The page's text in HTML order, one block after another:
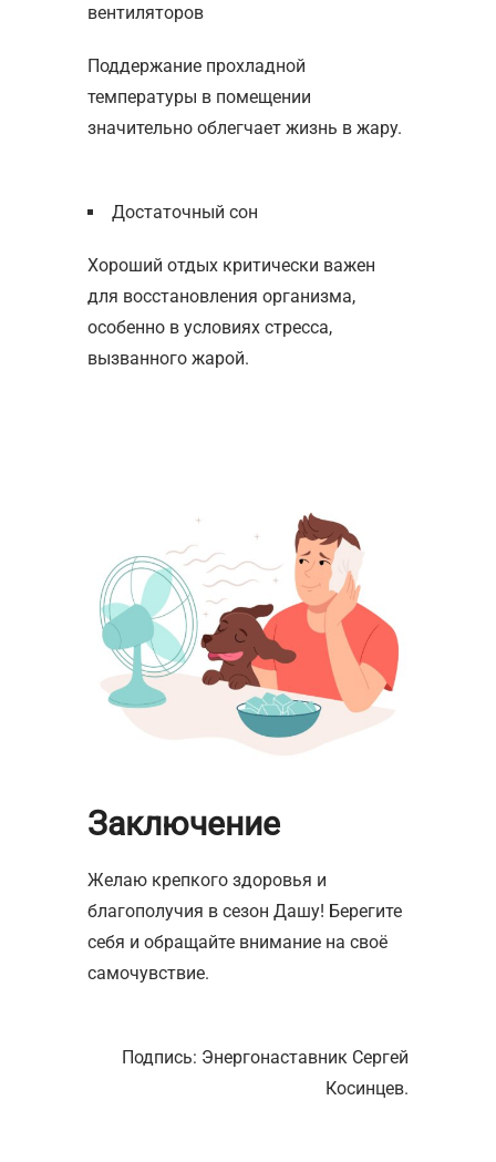
вентиляторов
Поддержание прохладной
температуры в помещении
значительно облегчает жизнь в жару.
Достаточный сон
Хороший отдых критически важен
для восстановления организма,
особенно в условиях стресса,
вызванного жарой.
Заключение
Желаю крепкого здоровья и
благополучия в сезон Дашу! Берегите
себя и обращайте внимание на своё
самочувствие.
Подпись: Энергонаставник Сергей
Косинцев.